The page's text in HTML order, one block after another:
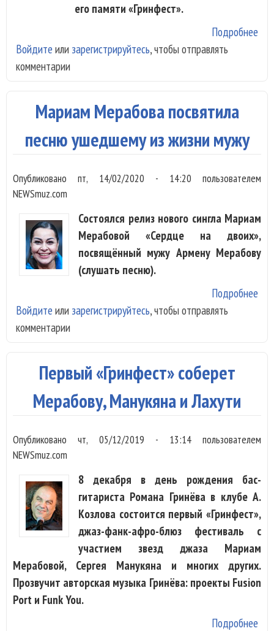
его памяти «Гринфест».
Подробнее
Войдите или зарегистрируйтесь, чтобы отправлять
комментарии
Мариам Мерабова посвятила
песню ушедшему из жизни мужу
Опубликованопт, 14/02/2020 - 14:20 пользователем
NEWSmuz.com
Состоялся релиз нового сингла Мариам
Мерабовой «Сердце на двоих»,
посвящённый мужу Армену Мерабову
(слушать песню).
Подробнее
Войдите или зарегистрируйтесь, чтобы отправлять
комментарии
Первый «Гринфест» соберет
Мерабову, Манукяна и Лахути
Опубликованочт, 05/12/2019 - 13:14пользователем
NEWSmuz.com
8 декабря в день рождения бас-
гитариста Романа Гринёва в клубе А.
Козлова состоится первый «Гринфест»,
джаз-фанк-афро-блюз фестиваль с
участием звезд джаза Мариам
Мерабовой, Сергея Манукяна и многих других.
Прозвучит авторская музыка Гринёва: проекты Fusion
Port и Funk You.
Подробнее